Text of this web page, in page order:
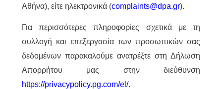
Αθήνα), είτε ηλεκτρονικά (complaints@dpa.gr).
Για περισσότερες πληροφορίες σχετικά με τη
συλλογή και επεξεργασία των προσωπικών σας
δεδομένων παρακαλούμε ανατρέξτε στη Δήλωση
Απορρήτου μας στην διεύθυνση
https://privacypolicy.pg.com/el/.